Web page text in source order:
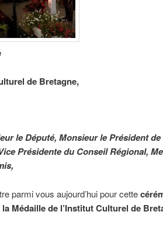
de Bretagne,
le Député, Monsieur le Président
Présidente du Conseil Régional,
parmi vous aujourd’hui pour cette
Médaille de l’Institut Culturel de